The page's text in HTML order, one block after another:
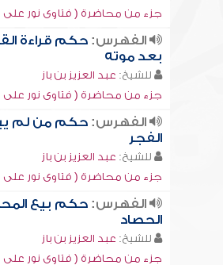
جزء من محاضرة ( فتاوى نور على
الفهرس:حكم قراءة
بعد موته
للشيخ: عبد العزيز بن باز
جزء من محاضرة ( فتاوى نور على
الفهرس:حكم من لم
الفجر
للشيخ: عبد العزيز بن باز
جزء من محاضرة ( فتاوى نور على
الفهرس:حكم بيع
الحصاد
للشيخ: عبد العزيز بن باز
جزء من محاضرة ( فتاوى نور على